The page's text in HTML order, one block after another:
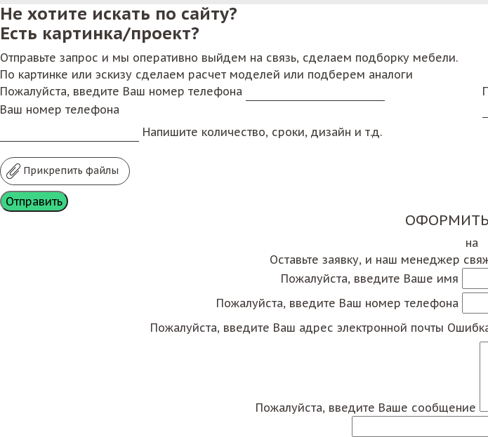
Не хотите искать по сайту?
Есть картинка/проект?
Отправьте запрос и мы оперативно выйдем на связь, сделаем подборку мебели.
По картинке или эскизу сделаем расчет моделей или подберем аналоги
Пожалуйста, введите Ваш номер телефона
Ваш номер телефона
Напишите количество, сроки, дизайн и т.д.
Прикрепить файлы
на
Оставьте заявку, и наш менеджер
Пожалуйста, введите Ваше имя
Пожалуйста, введите Ваш номер телефона
Пожалуйста, введите Ваш адрес электронной почты
Пожалуйста, введите Ваше сообщение